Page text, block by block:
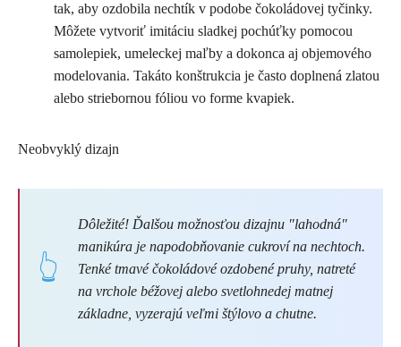
tak, aby ozdobila nechtík v podobe čokoládovej tyčinky.
Môžete vytvoriť imitáciu sladkej pochúťky pomocou
samolepiek, umeleckej maľby a dokonca aj objemového
modelovania. Takáto konštrukcia je často doplnená zlatou
alebo striebornou fóliou vo forme kvapiek.
Neobvyklý dizajn
Dôležité! Ďalšou možnosťou dizajnu "lahodná"
manikúra je napodobňovanie cukroví na nechtoch.
Tenké tmavé čokoládové ozdobené pruhy, natreté
na vrchole béžovej alebo svetlohnedej matnej
základne, vyzerajú veľmi štýlovo a chutne.